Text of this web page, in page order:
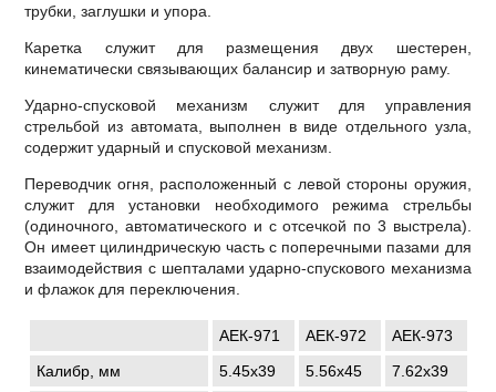
трубки, заглушки и упора.
Каретка служит для размещения двух шестерен,
кинематически связывающих балансир и затворную раму.
Ударно-спусковой механизм служит для управления
стрельбой из автомата, выполнен в виде отдельного узла,
содержит ударный и спусковой механизм.
Переводчик огня, расположенный с левой стороны оружия,
служит для установки необходимого режима стрельбы
(одиночного, автоматического и с отсечкой по 3 выстрела).
Он имеет цилиндрическую часть с поперечными пазами для
взаимодействия с шепталами ударно-спускового механизма
и флажок для переключения.
АЕК-971 АЕК-972
АЕК-973
Калибр, мм
5.45х39 5.56x45
7.62х39